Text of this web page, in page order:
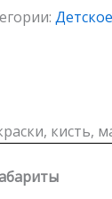
кисть,